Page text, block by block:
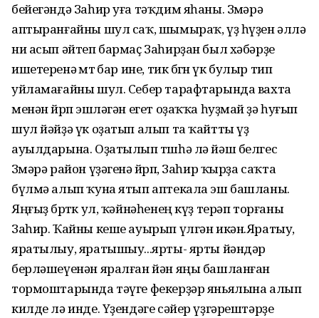
бейегәндә Заһир уға тәҡдим яһаны. Зөмәрә
аптыранғайны шул саҡ, шымыраҡ, үҙ һүҙен әллә
ни асып әйтеп бармаҫ Заһирҙан был хәбәрҙе
ишетеренә өмөтө бар ине, тик бөгөн үк булыр тип
уйламағайны шул. Себер тарафтарында вахта
менән йөрөп эшләгән егет оҙаҡҡа һуҙмай өҙә һуғып
шул йәйҙә үк оҙатып алып та ҡайтты үҙ
ауылдарына. Оҙатылып төшһә лә йәш белгес
Зөмәрә район үҙәгенә йөрөп, Заһир ҡырҙа саҡта
бүлмә алып ҡуна ятып аптекала эш башланы.
Яңғыҙ бөртөк ул, ҡәйнәһенең күҙ терәп торғаны
Заһир. Ҡайны кеше ауырып үлгән икән.Яратыу,
яратылыу, яратышыу...ярты- ярты йәндәр
берләшеүенән яралған йән яңы башланған
тормоштарында тәүге фекерҙәр яньялына алып
килде лә инде. Үҙендәге сәйер үҙгәрештәрҙе